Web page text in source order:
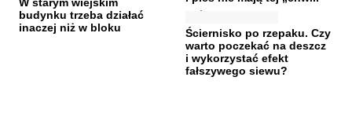
budynku trzeba działać
inaczej niż w bloku
Ściernisko po rzepaku. Czy
warto poczekać na deszcz
i wykorzystać efekt
fałszywego siewu?